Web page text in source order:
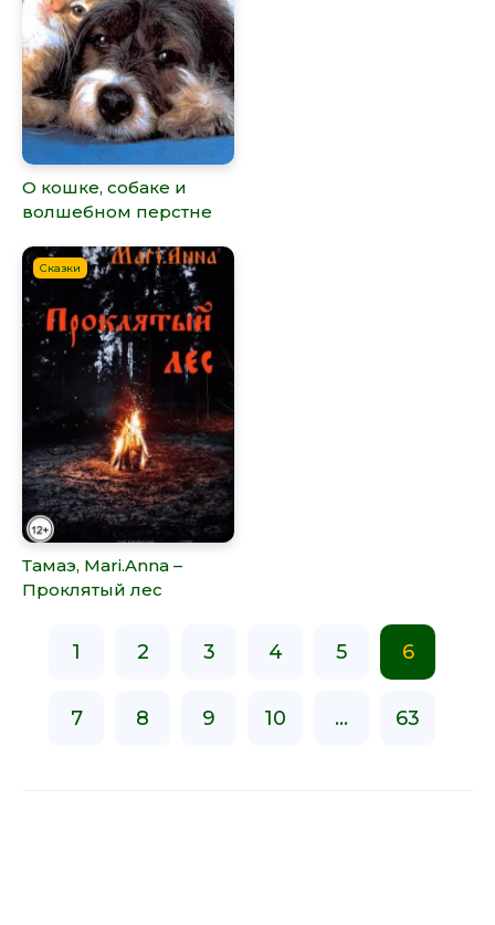
О кошке, собаке и
волшебном перстне
Сказки
Тамаэ, Mari.Anna –
Проклятый лес
1 2 3 4 5 6
7 8 9 10 ... 63